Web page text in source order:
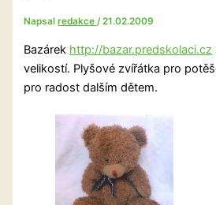
Napsalredakce/21.02.2009
Bazárek http://bazar.predskolaci.cz
velikostí. Plyšové zvířátka pro
pro radost dalším dětem.